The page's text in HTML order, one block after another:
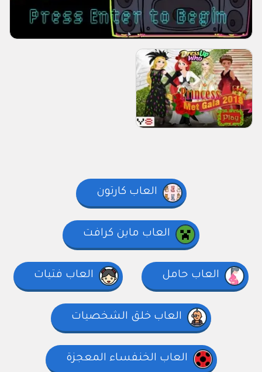
العاب كارتون
العاب ماين كرافت
العاب حامل العاب فتيات
العاب خلق الشخصيات
العاب الخنفساء المعجزة